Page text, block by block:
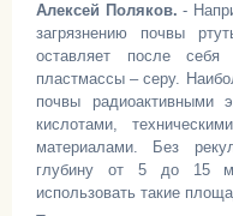
Алексей Поляков. -
загрязнению почвы
оставляет после себя
пластмассы – серу.
почвы радиоактивными
кислотами,
материалами. Без
глубину от 5 до 15
использовать такие